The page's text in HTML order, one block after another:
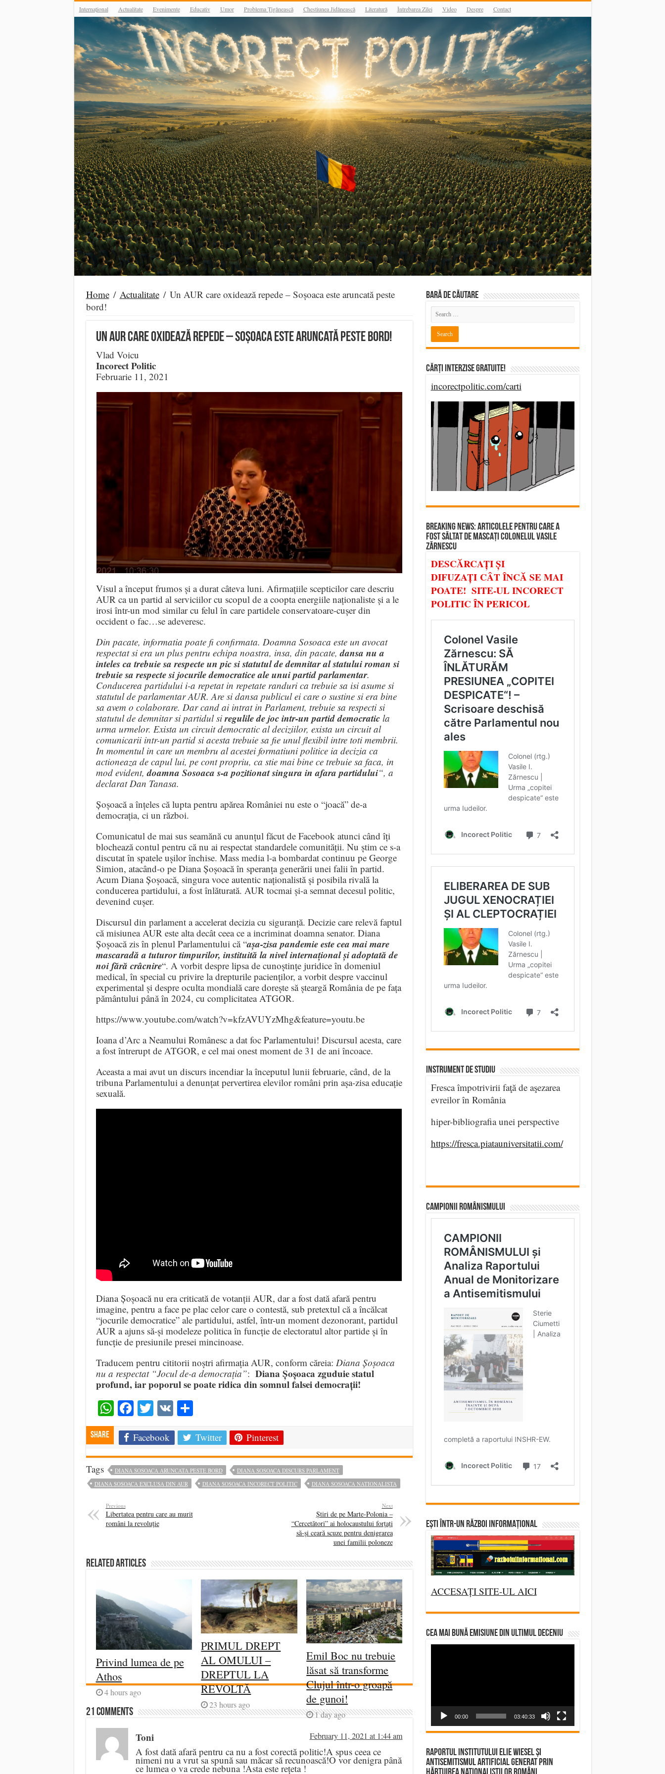
Internațional Actualitate Evenimente Educativ Umor Problema Țigănească Chestiunea Jidănească Literatură Întrebarea Zilei Video Despre Contact
Home / Actualitate / Un AUR care oxidează repede – Soșoaca este aruncată peste
bord!
Un AUR care oxidează repede – Soșoaca este aruncată peste bord!
Vlad Voicu
Incorect Politic
Februarie 11, 2021
Visul a început frumos și a durat câteva luni. Afirmațiile scepticilor care descriu
AUR ca un partid al serviciilor cu scopul de a coopta energiile naționaliste și a le
irosi într-un mod similar cu felul în care partidele conservatoare-cușer din
occident o fac…se adeveresc.
Din pacate, informatia poate fi confirmata. Doamna Sosoaca este un avocat
respectat si era un plus pentru echipa noastra, insa, din pacate,dansa nu a
inteles ca trebuie sa respecte un pic si statutul de demnitar al statului roman si
trebuie sa respecte si jocurile democratice ale unui partid parlamentar.
Conducerea partidului i-a repetat in repetate randuri ca trebuie sa isi asume si
statutul de parlamentar AUR. Are si dansa publicul ei care o sustine si era bine
sa avem o colaborare. Dar cand ai intrat in Parlament, trebuie sa respecti si
statutul de demnitar si partidul siregulile de joc intr-un partid democraticla
urma urmelor. Exista un circuit democratic al deciziilor, exista un circuit al
comunicarii intr-un partid si acesta trebuie sa fie unul flexibil intre toti membrii.
In momentul in care un membru al acestei formatiuni politice ia decizia ca
actioneaza de capul lui, pe cont propriu, ca stie mai bine ce trebuie sa faca, in
mod evident,doamna Sosoaca s-a pozitionat singura in afara partidului“, a
declarat Dan Tanasa.
Șoșoacă a înțeles că lupta pentru apărea României nu este o “joacă” de-a
democrația, ci un război.
Comunicatul de mai sus seamănă cu anunțul făcut de Facebook atunci când îți
blochează contul pentru că nu ai respectat standardele comunității. Nu știm ce s-a
discutat în spatele ușilor închise. Mass media l-a bombardat continuu pe George
Simion, atacând-o pe Diana Șoșoacă în speranța generării unei falii în partid.
Acum Diana Șoșoacă, singura voce autentic naționalistă și posibila rivală la
conducerea partidului, a fost înlăturată. AUR tocmai și-a semnat decesul politic,
devenind cușer.
Discursul din parlament a accelerat decizia cu siguranță. Decizie care relevă faptul
că misiunea AUR este alta decât ceea ce a incriminat doamna senator. Diana
Șoșoacă zis în plenul Parlamentului că “așa-zisa pandemie este cea mai mare
mascaradă a tuturor timpurilor, instituită la nivel internațional și adoptată de
noi fără crâcnire“. A vorbit despre lipsa de cunoștințe juridice în domeniul
medical, în special cu privire la drepturile pacienților, a vorbit despre vaccinul
experimental și despre oculta mondială care dorește să șteargă România de pe fața
pământului până în 2024, cu complicitatea ATGOR.
https://www.youtube.com/watch?v=kfzAVUYzMhg&feature=youtu.be
Ioana d’Arc a Neamului Românesc a dat foc Parlamentului! Discursul acesta, care
a fost întrerupt de ATGOR, e cel mai onest moment de 31 de ani încoace.
Aceasta a mai avut un discurs incendiar la începutul lunii februarie, când, de la
tribuna Parlamentului a denunțat pervertirea elevilor români prin așa-zisa educație
sexuală.
Diana Șoșoacă nu era criticată de votanții AUR, dar a fost dată afară pentru
imagine, pentru a face pe plac celor care o contestă, sub pretextul că a încălcat
“jocurile democratice” ale partidului, astfel, într-un moment dezonorant, partidul
AUR a ajuns să-și modeleze politica în funcție de electoratul altor partide și în
funcție de presiunile presei mincinoase.
Traducem pentru cititorii noștri afirmația AUR, conform căreia: Diana Șoșoaca
nu a respectat “Jocul de-a democrația”: Diana Șoșoaca zguduie statul
profund, iar poporul se poate ridica din somnul falsei democrații!
WhatsApp
Facebook
Twitter
VKShare
Share Facebook Twitter Pinterest
Tags DIANA SOSOACA ARUNCATA PESTE BORD
DIANA SOSOACA DISCURS PARLAMENT
DIANA SOSOACA EXCLUSA DIN AUR
DIANA SOSOACA INCORECT POLITIC DIANA SOSOACA NATIONALISTA
Previous
Libertatea pentru care au murit
români la revoluție
Next
Știri de pe Marte-Polonia –
“Cercetători” ai holocaustului forțați
să-și ceară scuze pentru denigrarea
unei familii poloneze
Related Articles
Privind lumea de pe
Athos
4 hours ago
PRIMUL DREPT
AL OMULUI –
DREPTUL LA
REVOLTĂ
23 hours ago
Emil Boc nu trebuie
lăsat să transforme
Clujul într-o groapă
de gunoi!
1 day ago
21 comments
Toni February 11, 2021 at 1:44 am
A fost dată afară pentru ca nu a fost corectă politic!A spus ceea ce
nimeni nu a vrut sa spună sau măcar să recunoască!O vor denigra până
ce lumea o va crede nebuna !Asta este rețeta !
BARĂ DE CĂUTARE
Cărți Interzise Gratuite!
incorectpolitic.com/carti
BREAKING NEWS: ARTICOLELE PENTRU CARE A
FOST SĂLTAT DE MASCAȚI COLONELUL VASILE
ZĂRNESCU
DESCĂRCAȚI ȘI
DIFUZAȚI CÂT ÎNCĂ SE MAI
POATE! SITE-UL INCORECT
POLITIC ÎN PERICOL
INSTRUMENT DE STUDIU
Fresca împotrivirii faţă de aşezarea
evreilor în România
hiper-bibliografia unei perspective
https://fresca.piatauniversitatii.com/
CAMPIONII ROMÂNISMULUI
Ești într-un RĂZBOI INFORMAȚIONAL
ACCESAȚI SITE-UL AICI
CEA MAI BUNĂ EMISIUNE DIN ULTIMUL DECENIU
00:00 03:40:33
Raportul Institutului Elie Wiesel și
Antisemitismul Artificial Generat prin